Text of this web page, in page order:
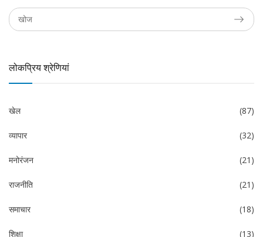
लोकप्रिय श्रेणियां
खेल (87)
व्यापार (32)
मनोरंजन (21)
राजनीति (21)
समाचार (18)
शिक्षा (13)